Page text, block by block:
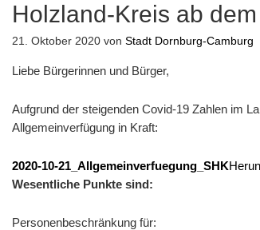
Holzland-Kreis ab
21. Oktober 2020 von Stadt Dornburg-Camburg
Liebe Bürgerinnen und Bürger,
Aufgrund der steigenden Covid-19 Zahlen im
Allgemeinverfügung in Kraft:
2020-10-21_Allgemeinverfuegung_SHK
Wesentliche Punkte sind:
Personenbeschränkung für: